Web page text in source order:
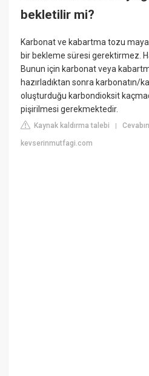
bekletilir mi?
Karbonat ve kabartma tozu
bir bekleme süresi gerektirmez.
Bunun için karbonat veya
hazırladıktan sonra karbonatın/
oluşturduğu karbondioksit
pişirilmesi gerekmektedir.
Kaynak kaldırma talebi |
kevserinmutfagi.com